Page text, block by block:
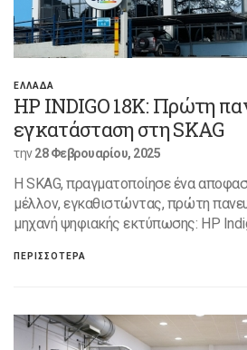
ΕΛΛΑΔΑ
HP INDIGO 18K: Πρώτη
εγκατάσταση στη SKAG
την28 Φεβρουαρίου, 2025
Η SKAG, πραγματοποίησε ένα
μέλλον, εγκαθιστώντας, πρώτη
μηχανή ψηφιακής εκτύπωσης: HP
ΠΕΡΙΣΣΟΤΕΡΑ